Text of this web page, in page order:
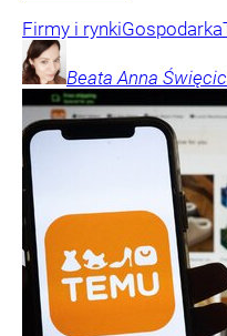
Firmy i rynkiGospodarka
Beata Anna